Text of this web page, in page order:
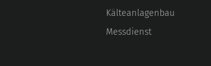
Kälteanlagenbau
Messdienst